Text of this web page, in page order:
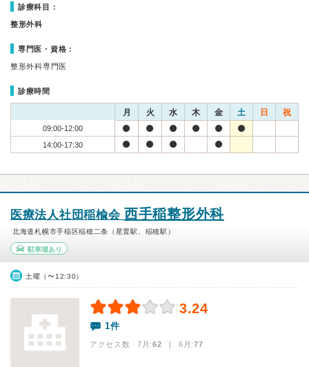
診療科目：
整形外科
専門医・資格：
整形外科専門医
診療時間
月 火 水 木 金 土 日 祝
09:00-12:00
14:00-17:30
医療法人社団稲楡会 西手稲整形外科
北海道札幌市手稲区稲穂二条（星置駅、稲穂駅）
駐車場あり
土曜（〜12:30）
3.24
1件
アクセス数 7月:62 | 6月:77